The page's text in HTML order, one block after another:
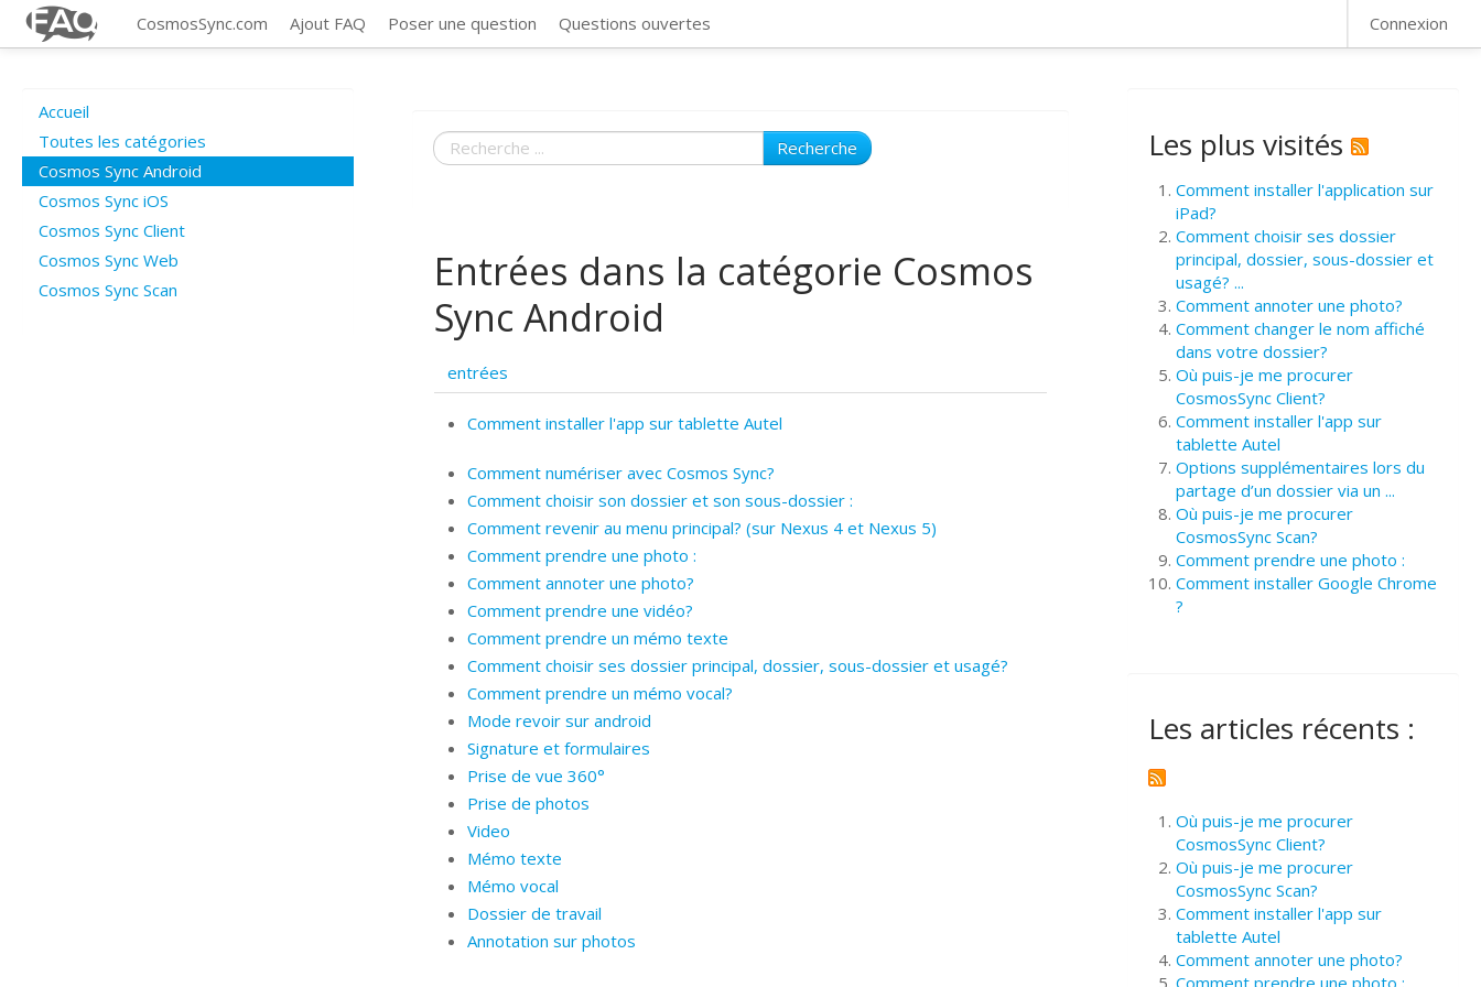
CosmosSync.com Ajout FAQ Poser une question Questions ouvertes Connexion
Accueil
Toutes les catégories
Cosmos Sync Android
Cosmos Sync iOS
Cosmos Sync Client
Cosmos Sync Web
Cosmos Sync Scan
Recherche
Entrées dans la catégorie Cosmos
Sync Android
entrées
Comment installer l'app sur tablette Autel
Comment numériser avec Cosmos Sync?
Comment choisir son dossier et son sous-dossier :
Comment revenir au menu principal? (sur Nexus 4 et Nexus 5)
Comment prendre une photo :
Comment annoter une photo?
Comment prendre une vidéo?
Comment prendre un mémo texte
Comment choisir ses dossier principal, dossier, sous-dossier et usagé?
Comment prendre un mémo vocal?
Mode revoir sur android
Signature et formulaires
Prise de vue 360°
Prise de photos
Video
Mémo texte
Mémo vocal
Dossier de travail
Annotation sur photos
Les plus visités
Comment installer l'application sur
iPad?
Comment choisir ses dossier
principal, dossier, sous-dossier et
usagé? ...
Comment annoter une photo?
Comment changer le nom affiché
dans votre dossier?
Où puis-je me procurer
CosmosSync Client?
Comment installer l'app sur
tablette Autel
Options supplémentaires lors du
partage d’un dossier via un ...
Où puis-je me procurer
CosmosSync Scan?
Comment prendre une photo :
Comment installer Google Chrome
?
Les articles récents :
Où puis-je me procurer
CosmosSync Client?
Où puis-je me procurer
CosmosSync Scan?
Comment installer l'app sur
tablette Autel
Comment annoter une photo?
Comment prendre une photo :